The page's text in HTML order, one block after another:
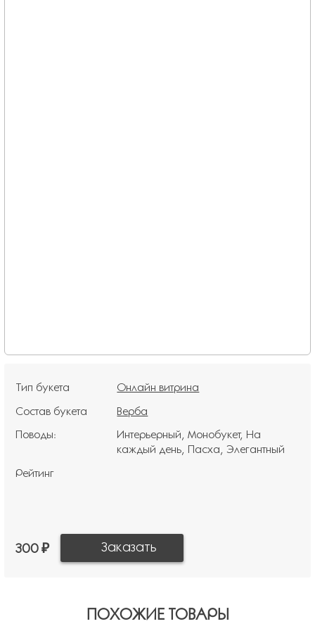
Тип букета
Онлайн витрина
Состав букета
Верба
Поводы:
Интерьерный Монобукет На
каждый день Пасха
Элегантный
Рейтинг
300 ₽
ПОХОЖИЕ ТОВАРЫ